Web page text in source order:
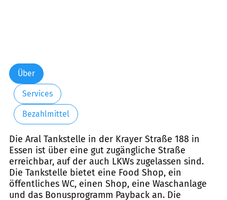
Über
Services
Bezahlmittel
Die Aral Tankstelle in der Krayer Straße 188 in
Essen ist über eine gut zugängliche Straße
erreichbar, auf der auch LKWs zugelassen sind.
Die Tankstelle bietet eine Food Shop, ein
öffentliches WC, einen Shop, eine Waschanlage
und das Bonusprogramm Payback an. Die